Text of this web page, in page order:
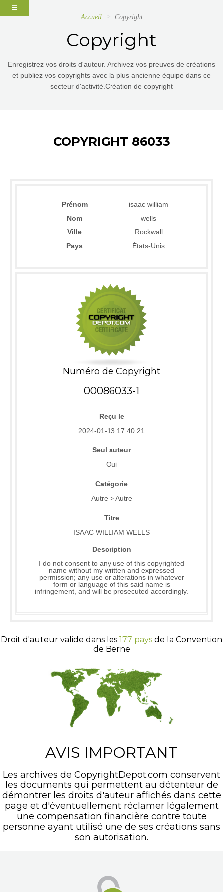
Accueil Copyright
Copyright
Enregistrez vos droits d'auteur. Archivez vos preuves de créations
et publiez vos copyrights avec la plus ancienne équipe dans ce
secteur d'activité.Création de copyright
COPYRIGHT 86033
Prénom
isaac william
Nom
wells
Ville
Rockwall
Pays
États-Unis
Numéro de Copyright
00086033-1
Reçu le
2024-01-13 17:40:21
Seul auteur
Oui
Catégorie
Autre > Autre
Titre
ISAAC WILLIAM WELLS
Description
I do not consent to any use of this copyrighted
name without my written and expressed
permission; any use or alterations in whatever
form or language of this said name is
infringement, and will be prosecuted accordingly.
Droit d'auteur valide dans les 177 pays de la Convention
de Berne
AVIS IMPORTANT
Les archives de CopyrightDepot.com conservent
les documents qui permettent au détenteur de
démontrer les droits d'auteur affichés dans cette
page et d'éventuellement réclamer légalement
une compensation financière contre toute
personne ayant utilisé une de ses créations sans
son autorisation.